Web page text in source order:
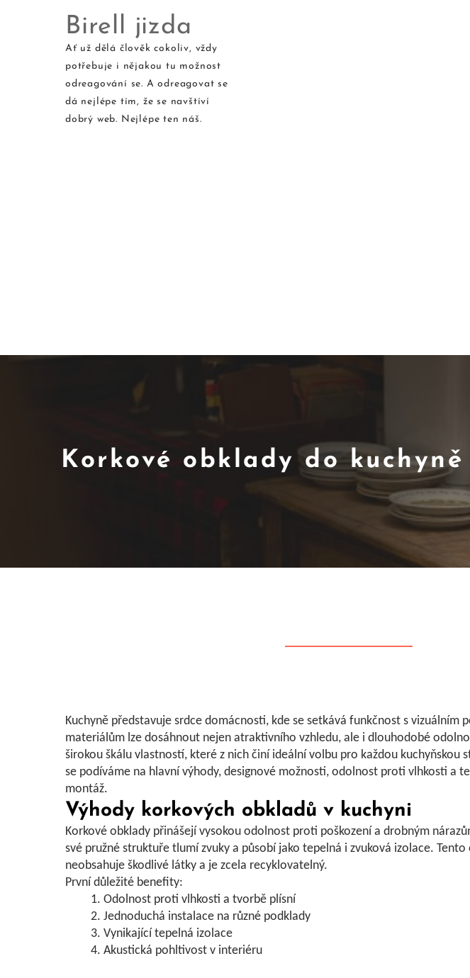
Skip
to
content
Birell jizda
Ať už dělá člověk cokoliv, vždy
potřebuje i nějakou tu možnost
odreagování se. A odreagovat se
dá nejlépe tím, že se navštíví
dobrý web. Nejlépe ten náš.
Korkové obklady do
Kuchyně představuje srdce domácnosti, kde se setkává funkčnost s vizuálním
materiálům lze dosáhnout nejen atraktivního vzhledu, ale i dlouhodobé
širokou škálu vlastností, které z nich činí ideální volbu pro každou kuchyňskou
se podíváme na hlavní výhody, designové možnosti, odolnost proti vlhkosti a
montáž.
Výhody korkových obkladů v kuchyni
Korkové obklady přinášejí vysokou odolnost proti poškození a drobným
své pružné struktuře tlumí zvuky a působí jako tepelná i zvuková izolace. Tento
neobsahuje škodlivé látky a je zcela recyklovatelný.
První důležité benefity:
Odolnost proti vlhkosti a tvorbě plísní
Jednoduchá instalace na různé podklady
Vynikající tepelná izolace
Akustická pohltivost v interiéru